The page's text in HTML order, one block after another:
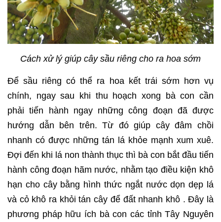
Cách xử lý giúp cây sầu riêng cho ra hoa sớm
Để sầu riêng có thể ra hoa kết trái sớm hơn vụ
chính, ngay sau khi thu hoạch xong bà con cần
phải tiến hành ngay những công đoạn đã được
hướng dẫn bên trên. Từ đó giúp cây đâm chồi
nhanh có được những tán lá khỏe mạnh xum xuê.
Đợi đến khi lá non thành thục thì bà con bắt đầu tiến
hành công đoạn hãm nước, nhằm tạo điều kiện khô
hạn cho cây bằng hình thức ngắt nước dọn dẹp lá
và cỏ khô ra khỏi tán cây để đất nhanh khô . Đây là
phương pháp hữu ích bà con các tỉnh Tây Nguyên